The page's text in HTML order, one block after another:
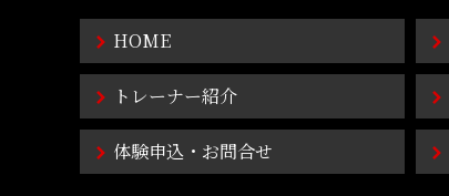
HOME
トレーナー紹介
体験申込・お問合せ